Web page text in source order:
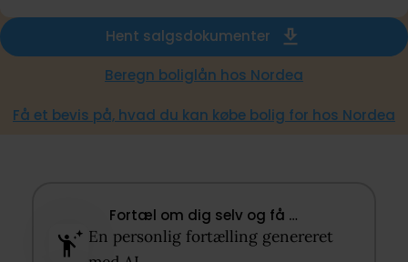
Hent salgsdokumenter
Beregn boliglån hos Nordea
Få et bevis på, hvad du kan købe bolig for hos Nordea
Fortæl om dig selv og få …​
En personlig fortælling genereret